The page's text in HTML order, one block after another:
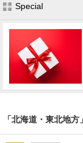
Special
「北海道・東北地